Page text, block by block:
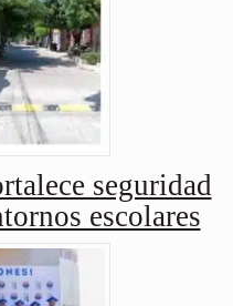
seguridad
escolares